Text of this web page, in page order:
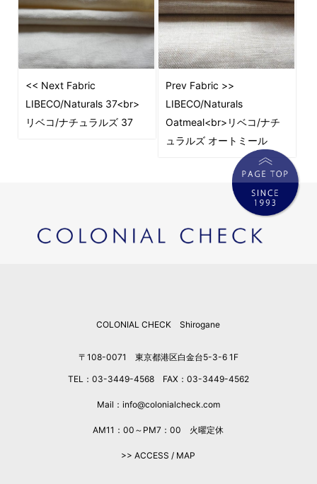
<< Next Fabric
LIBECO/Naturals 37<br>
リベコ/ナチュラルズ 37
Prev Fabric >>
LIBECO/Naturals
Oatmeal<br>リベコ/ナチ
ュラルズ オートミール
COLONIAL CHECK Shirogane
〒108-0071 東京都港区白金台5-3-6 1F
TEL：03-3449-4568 FAX：03-3449-4562
Mail：info@colonialcheck.com
AM11：00～PM7：00 火曜定休
>> ACCESS / MAP